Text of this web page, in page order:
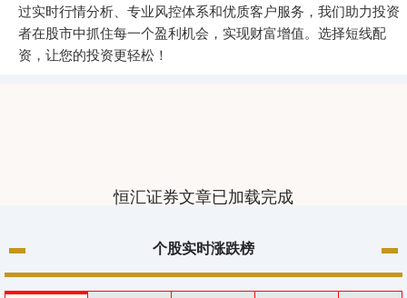
过实时行情分析、专业风控体系和优质客户服务，我们助力投资
者在股市中抓住每一个盈利机会，实现财富增值。选择短线配
资，让您的投资更轻松！
恒汇证券文章已加载完成
个股实时涨跌榜